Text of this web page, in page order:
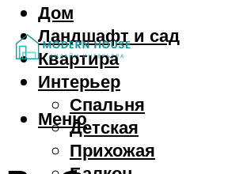
Дом
Ландшафт и сад
Квартира
Интерьер
Спальня
Детская
Прихожая
Меню